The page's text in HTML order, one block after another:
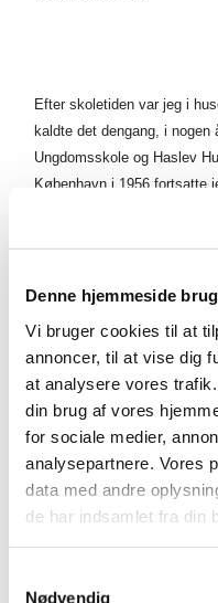
Denne hjemmeside
Vi bruger cookies til at
annoncer, til at vise dig
at analysere vores
din brug af vores
for sociale medier,
analysepartnere. Vores
data med andre
de har indsamlet fra din
Nødvendig
Efter skoletiden var jeg i
kaldte det dengang, i nogen
Ungdomsskole og Haslev
København i 1956 fortsatte
På spørgsmålet om
Bethlehemskirken
menighedsliv med de
trofast op søndagens
Misse Dalby har
fortæller om det fx ved